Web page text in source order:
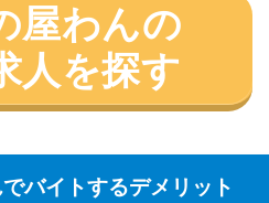
屋わんの
人を探す
バイトするデメリット